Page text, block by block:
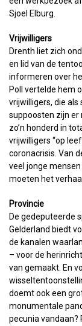
Sjoel Elburg.
Vrijwilligers
Drenth liet zich
en lid van de
informeren over
Poll vertelde hem
vrijwilligers, die
suppoosten zijn er
zo’n honderd in
vrijwilligers “op
coronacrisis. Van
veel jonge
moeten het
Provincie
De gedeputeerde
Gelderland biedt
de kanalen
– voor de
van gemaakt. En
doemt ook een
monumentale
pecunia vandaan?